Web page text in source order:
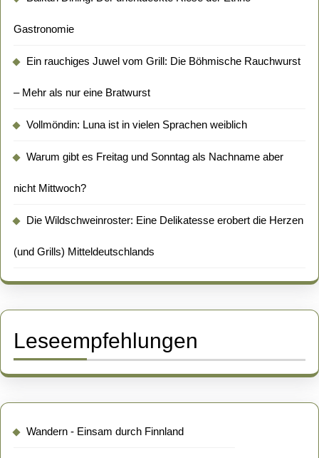
Gastronomie
Ein rauchiges Juwel vom Grill: Die Böhmische Rauchwurst
– Mehr als nur eine Bratwurst
Vollmöndin: Luna ist in vielen Sprachen weiblich
Warum gibt es Freitag und Sonntag als Nachname aber
nicht Mittwoch?
Die Wildschweinroster: Eine Delikatesse erobert die Herzen
(und Grills) Mitteldeutschlands
Leseempfehlungen
Wandern - Einsam durch Finnland